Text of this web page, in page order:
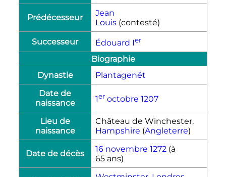
Prédécesseur
Jean
Louis (contesté)
Successeur
Édouard Ier
Biographie
Dynastie
Plantagenêt
Date de
naissance
1er octobre 1207
Lieu de
naissance
Château de Winchester,
Hampshire (Angleterre)
Date de décès 16 novembre 1272 (à
65 ans)